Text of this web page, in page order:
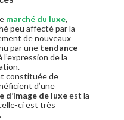
marché du luxe,
peu affecté par la
de nouveaux
par une tendance
de la
constituée de
d’une
d’image de luxeest la
ci est très